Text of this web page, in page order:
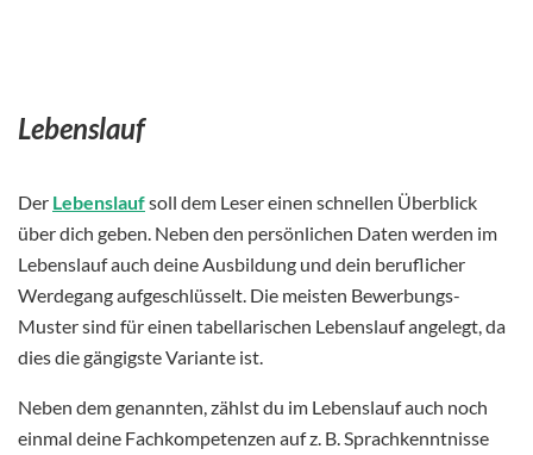
Lebenslauf
Der Lebenslaufsoll dem Leser einen schnellen Überblick
über dich geben. Neben den persönlichen Daten werden im
Lebenslauf auch deine Ausbildung und dein beruflicher
Werdegang aufgeschlüsselt. Die meisten Bewerbungs-
Muster sind für einen tabellarischen Lebenslauf angelegt, da
dies die gängigste Variante ist.
Neben dem genannten, zählst du im Lebenslauf auch noch
einmal deine Fachkompetenzen auf z. B. Sprachkenntnisse